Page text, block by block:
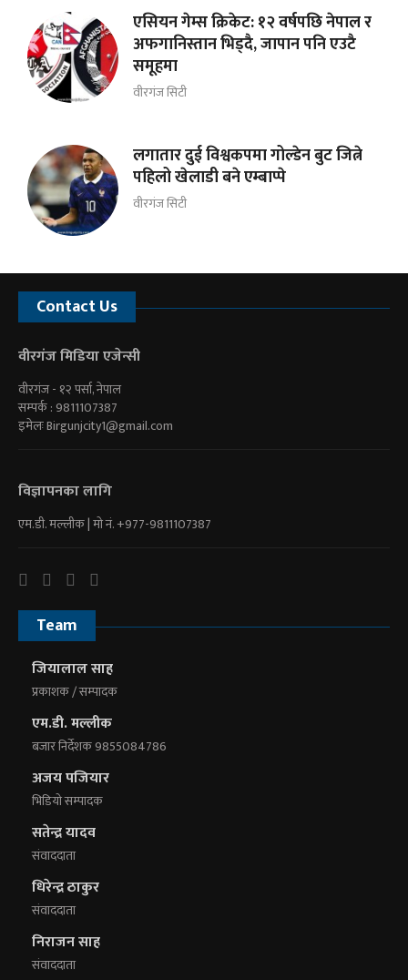
एसियन गेम्स क्रिकेट: १२ वर्षपछि नेपाल र
अफगानिस्तान भिड्दै, जापान पनि एउटै
समूहमा
वीरगंज सिटी
लगातार दुई विश्वकपमा गोल्डेन बुट जित्ने
पहिलो खेलाडी बने एम्बाप्पे
वीरगंज सिटी
Contact Us
वीरगंज मिडिया एजेन्सी
वीरगंज - १२ पर्सा, नेपाल
सम्पर्क : 9811107387
इमेलःBirgunjcity1@gmail.com
विज्ञापनका लागि
एम.डी. मल्लीक | माे नं. +977-9811107387
Team
जियालाल साह
प्रकाशक / सम्पादक
एम.डी. मल्लीक
बजार निर्देशक 9855084786
अजय पजियार
भिडियाे सम्पादक
सतेन्द्र यादव
संवाददाता
धिरेन्द्र ठाकुर
संवाददाता
निराजन साह
संवाददाता